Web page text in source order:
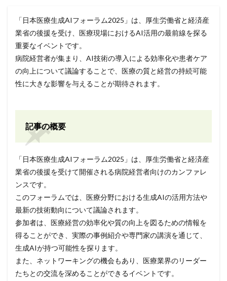
「日本医療生成AIフォーラム2025」は、厚生労働省と経済産
業省の後援を受け、医療現場におけるAI活用の最前線を探る
重要なイベントです。
病院経営者が集まり、AI技術の導入による効率化や患者ケア
の向上について議論することで、医療の質と経営の持続可能
性に大きな影響を与えることが期待されます。
記事の概要
「日本医療生成AIフォーラム2025」は、厚生労働省と経済産
業省の後援を受けて開催される病院経営者向けのカンファレ
ンスです。
このフォーラムでは、医療分野における生成AIの活用方法や
最新の技術動向について議論されます。
参加者は、医療経営の効率化や質の向上を図るための情報を
得ることができ、実際の事例紹介や専門家の講演を通じて、
生成AIが持つ可能性を探ります。
また、ネットワーキングの機会もあり、医療業界のリーダー
たちとの交流を深めることができるイベントです。